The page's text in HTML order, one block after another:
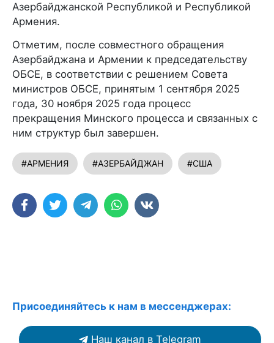
Азербайджанской Республикой и Республикой
Армения.
Отметим, после совместного обращения
Азербайджана и Армении к председательству
ОБСЕ, в соответствии с решением Совета
министров ОБСЕ, принятым 1 сентября 2025
года, 30 ноября 2025 года процесс
прекращения Минского процесса и связанных с
ним структур был завершен.
#АРМЕНИЯ #АЗЕРБАЙДЖАН #США
Присоединяйтесь к нам в мессенджерах:
Наш канал в Telegram